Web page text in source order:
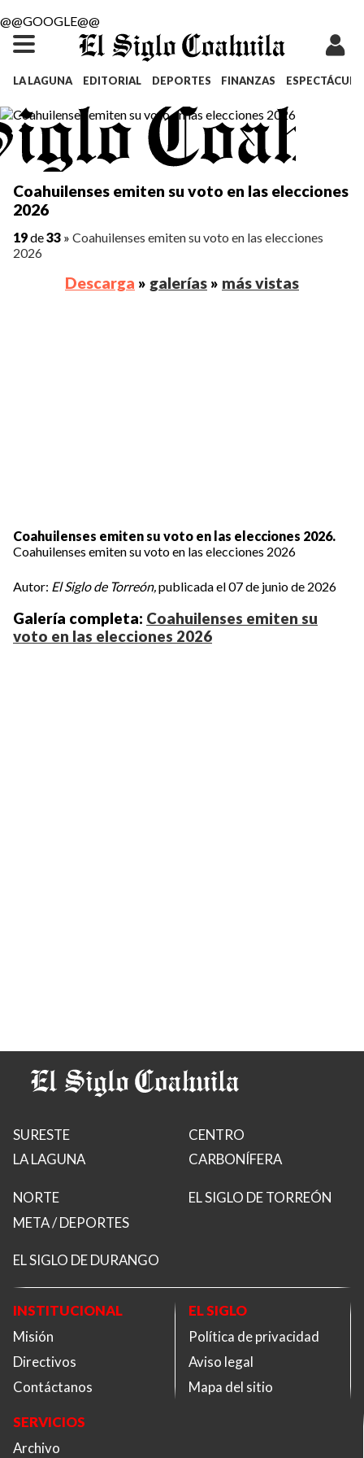
@@GOOGLE@@
LA LAGUNA EDITORIAL DEPORTES FINANZAS
Coahuilenses emiten su voto en las elecciones
2026
19de33 » Coahuilenses emiten su voto en las elecciones
2026
Descarga » galerías » más vistas
Coahuilenses emiten su voto en las elecciones 2026.
Coahuilenses emiten su voto en las elecciones 2026
Autor: El Siglo de Torreón,publicada el 07 de junio de 2026
Galería completa: Coahuilenses emiten su
voto en las elecciones 2026
SURESTE
LA LAGUNA
CENTRO
CARBONÍFERA
NORTE
META / DEPORTES
EL SIGLO DE TORREÓN
EL SIGLO DE DURANGO
INSTITUCIONAL
Misión
Directivos
Contáctanos
EL SIGLO
Política de privacidad
Aviso legal
Mapa del sitio
SERVICIOS
Archivo